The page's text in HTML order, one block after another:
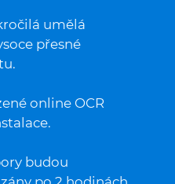
umělá
přesné
online OCR
budou